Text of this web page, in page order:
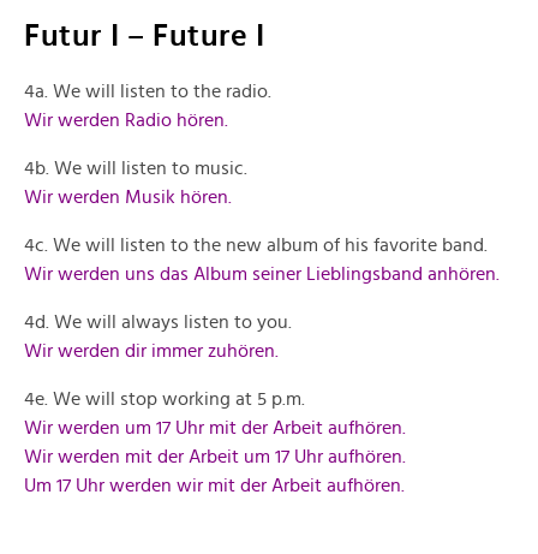
Futur I – Future I
4a. We will listen to the radio.
Wir werden Radio hören.
4b. We will listen to music.
Wir werden Musik hören.
4c. We will listen to the new album of his favorite band.
Wir werden uns das Album seiner Lieblingsband anhören.
4d. We will always listen to you.
Wir werden dir immer zuhören.
4e. We will stop working at 5 p.m.
Wir werden um 17 Uhr mit der Arbeit aufhören.
Wir werden mit der Arbeit um 17 Uhr aufhören.
Um 17 Uhr werden wir mit der Arbeit aufhören.